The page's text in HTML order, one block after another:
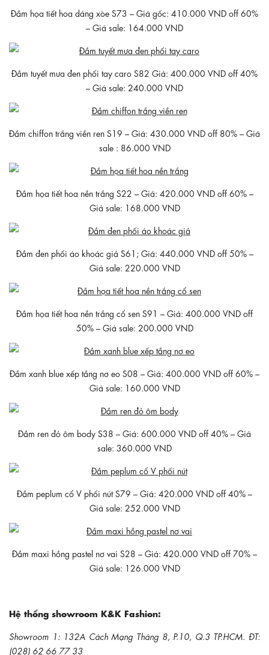
Đầm họa tiết hoa dáng xòe S73 – Giá gốc: 410.000 VND off 60%
– Giá sale: 164.000 VND
Đầm tuyết mưa đen phối tay caro S82 Giá: 400.000 VND off 40%
– Giá sale: 240.000 VND
Đầm chiffon trắng viền ren S19 – Giá: 430.000 VND off 80% – Giá
sale : 86.000 VND
Đầm họa tiết hoa nền trắng S22 – Giá: 420.000 VND off 60% –
Giá sale: 168.000 VND
Đầm đen phối áo khoác giả S61; Giá: 440.000 VND off 50% –
Giá sale: 220.000 VND
Đầm họa tiết hoa nền trắng cổ sen S91 – Giá: 400.000 VND off
50% – Giá sale: 200.000 VND
Đầm xanh blue xếp tầng nơ eo S08 – Giá: 400.000 VND off 60% –
Giá sale: 160.000 VND
Đầm ren đỏ ôm body S38 – Giá: 600.000 VND off 40% – Giá
sale: 360.000 VND
Đầm peplum cổ V phối nút S79 – Giá: 420.000 VND off 40% –
Giá sale: 252.000 VND
Đầm maxi hồng pastel nơ vai S28 – Giá: 420.000 VND off 70% –
Giá sale: 126.000 VND
Hệ thống showroom K&K Fashion:
Showroom 1: 132A Cách Mạng Tháng 8, P.10, Q.3 TP.HCM. ĐT:
(028) 62 66 77 33